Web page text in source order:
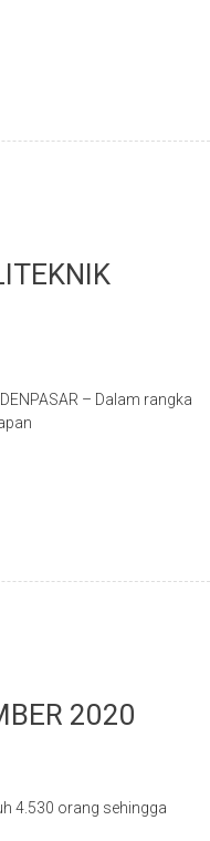
– Dalam rangka
2020
4.530 orang sehingga